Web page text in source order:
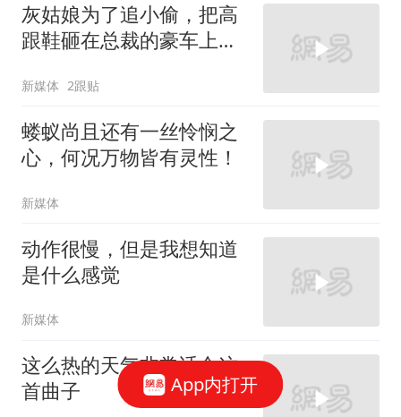
灰姑娘为了追小偷，把高
跟鞋砸在总裁的豪车上，
新媒体 2跟贴
蝼蚁尚且还有一丝怜悯之
心，何况万物皆有灵性！
新媒体
动作很慢，但是我想知道
是什么感觉
新媒体
这么热的天气非常适合这
首曲子
App内打开